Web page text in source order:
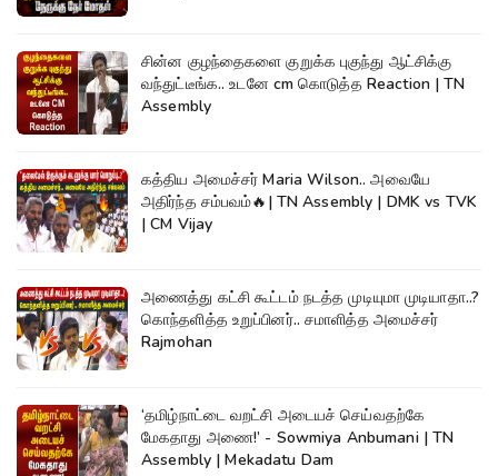
சின்ன குழந்தைகளை குறுக்க புகுந்து ஆட்சிக்கு
வந்துட்டீங்க.. உடனே cm கொடுத்த Reaction | TN
Assembly
கத்திய அமைச்சர் Maria Wilson.. அவையே
அதிர்ந்த சம்பவம்🔥| TN Assembly | DMK vs TVK
| CM Vijay
அணைத்து கட்சி கூட்டம் நடத்த முடியுமா முடியாதா..?
கொந்தளித்த உறுப்பினர்.. சமாளித்த அமைச்சர்
Rajmohan
‘தமிழ்நாட்டை வறட்சி அடையச் செய்வதற்கே
மேகதாது அணை!’ - Sowmiya Anbumani | TN
Assembly | Mekadatu Dam